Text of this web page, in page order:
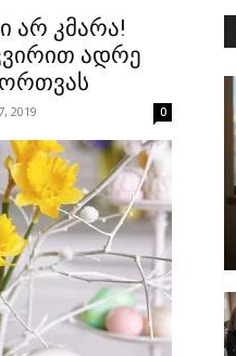
არ კმარა!
ადრე
2019 0